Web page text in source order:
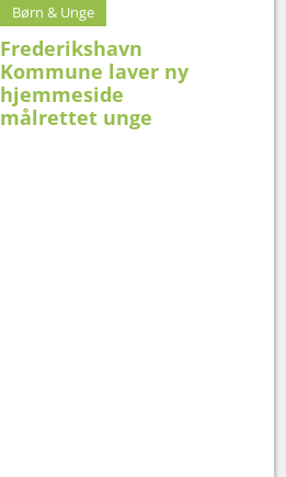
Børn & Unge
Frederikshavn
Kommune laver ny
hjemmeside
målrettet unge